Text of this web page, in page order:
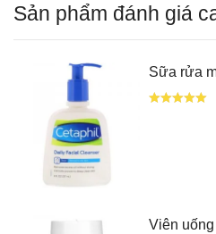
Sản phẩm đánh giá
Sữa rửa
Viên